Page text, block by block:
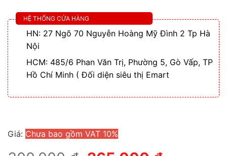
HỆ THỐNG CỬA HÀNG
HN: 27 Ngõ 70 Nguyễn Hoàng Mỹ Đình 2 Tp Hà
Nội
HCM: 485/6 Phan Văn Trị, Phường 5, Gò Vấp, TP
Hồ Chí Minh ( Đối diện siêu thị Emart
Giá: Chưa bao gồm VAT 10%